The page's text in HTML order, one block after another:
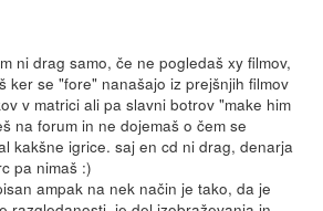
ni drag samo, če ne pogledaš xy filmov,
ker se "fore" nanašajo iz prejšnjih filmov
v matrici ali pa slavni botrov "make him
na forum in ne dojemaš o čem se
kakšne igrice. saj en cd ni drag, denarja
pa nimaš :)
ampak na nek način je tako, da je